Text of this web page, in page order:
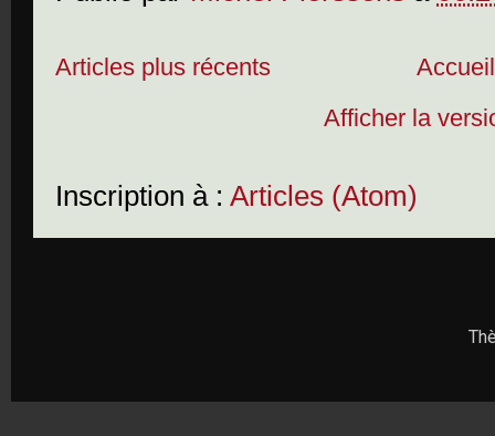
Articles plus récents
Accueil
Afficher la
Inscription à : Articles (Atom)